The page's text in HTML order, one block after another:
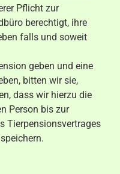
Pflicht zur
berechtigt, ihre
falls und soweit
geben und eine
bitten wir sie,
dass wir hierzu die
Person bis zur
Tierpensionsvertrages